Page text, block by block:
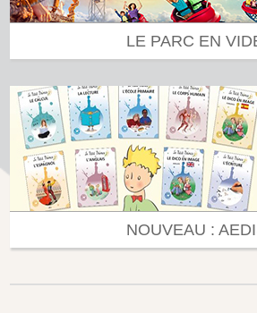
LE PARC EN
NOUVEAU :